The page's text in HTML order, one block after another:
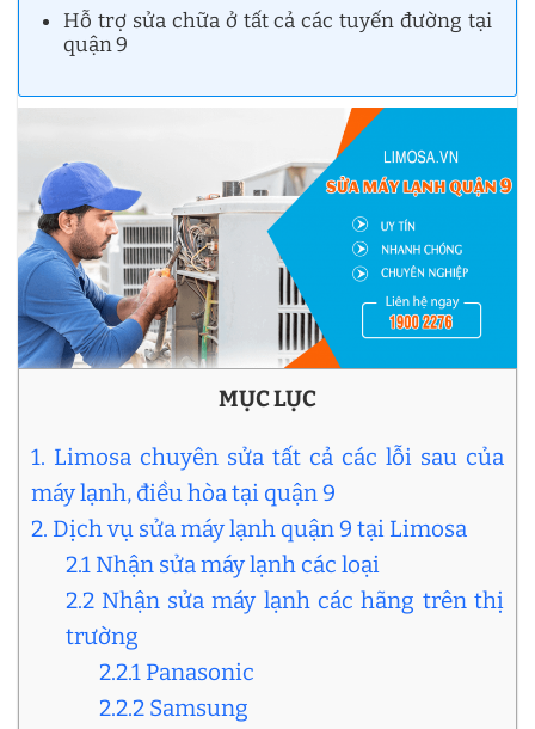
Hỗ trợ sửa chữa ở tất cả các tuyến đường tại
quận 9
MỤC LỤC
1. Limosa chuyên sửa tất cả các lỗi sau của
máy lạnh, điều hòa tại quận 9
2. Dịch vụ sửa máy lạnh quận 9 tại Limosa
2.1 Nhận sửa máy lạnh các loại
2.2 Nhận sửa máy lạnh các hãng trên thị
trường
2.2.1 Panasonic
2.2.2 Samsung